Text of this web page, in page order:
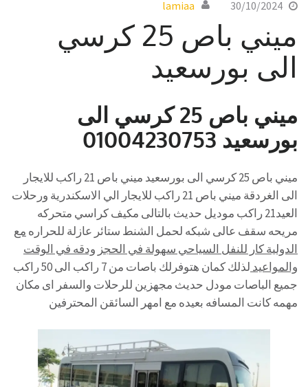
30/10/2024
lamiaa
ميني باص 25 كرسي
الى بورسعيد
ميني باص 25 كرسي الى
بورسعيد 01004230753
ميني باص 25 كرسي الى بورسعيد ميني باص 21 راكب للايجار
الى الغردقة ميني باص 21 راكب للايجار الي الاسكندرية ورحلات
العيد21 راكب موديل حديث بالتالى مكيف كراسي متحركه
مريحه سقف عالى شبكه لحمل الشنط ستائر عازلة للحراره مع
الدولية كار للنفل السياحي سهولة في الحجز ودقه في الوقت
والمواعيد
لذلك كمان هتوفرلك باصات من 7 راكب الى 50 راكب
جميع الباصات مودل حديث مجهزين للرحلات والسفر اى مكان
مهمه كانت المسافه بعيده مع امهر السائقن المحترفين